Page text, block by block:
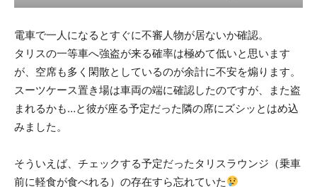
電車で一人になるとすぐに不審人物が居ないか確認。
タリスの一等車へ強盗が来る確率は極めて低いと思います
が、空席も多く閑散としているのが余計に不安を煽ります。
スーツケース置き場は車両の端に確認したのですが、また盗
まれるかも…と彼が座る予定だった隣の席にズシッとはめ込
みました。
そういえば、チェックする予定だったタリスラウンジ（乗車
前に軽食が食べれる）の存在すら忘れていた